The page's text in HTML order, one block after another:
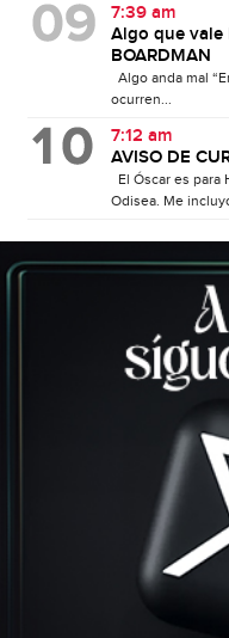
7:39 am
Algo que vale
BOARDMAN
Algo anda mal
ocurren...
7:12 am
AVISO DE
El Óscar es para
Odisea. Me